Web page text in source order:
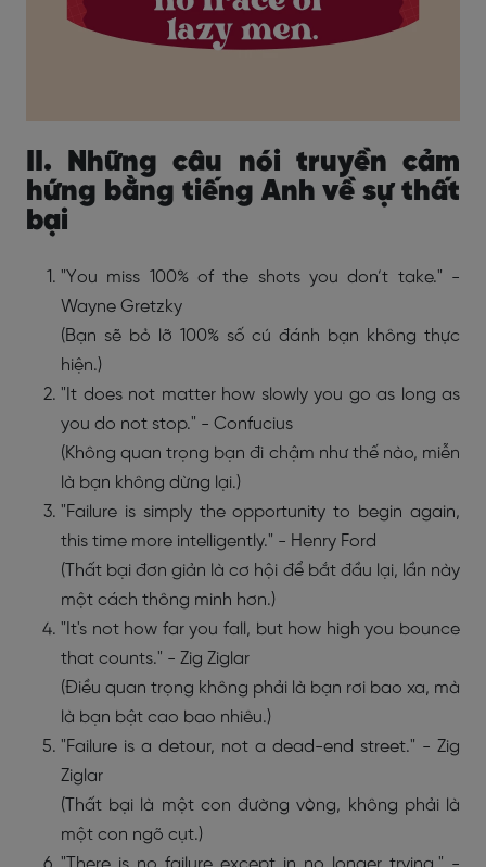
II. Những câu nói truyền cảm
hứng bằng tiếng Anh về sự thất
bại
"You miss 100% of the shots you don’t take." -
Wayne Gretzky
(Bạn sẽ bỏ lỡ 100% số cú đánh bạn không thực
hiện.)
"It does not matter how slowly you go as long as
you do not stop." - Confucius
(Không quan trọng bạn đi chậm như thế nào, miễn
là bạn không dừng lại.)
"Failure is simply the opportunity to begin again,
this time more intelligently." - Henry Ford
(Thất bại đơn giản là cơ hội để bắt đầu lại, lần này
một cách thông minh hơn.)
"It's not how far you fall, but how high you bounce
that counts." - Zig Ziglar
(Điều quan trọng không phải là bạn rơi bao xa, mà
là bạn bật cao bao nhiêu.)
"Failure is a detour, not a dead-end street." - Zig
Ziglar
(Thất bại là một con đường vòng, không phải là
một con ngõ cụt.)